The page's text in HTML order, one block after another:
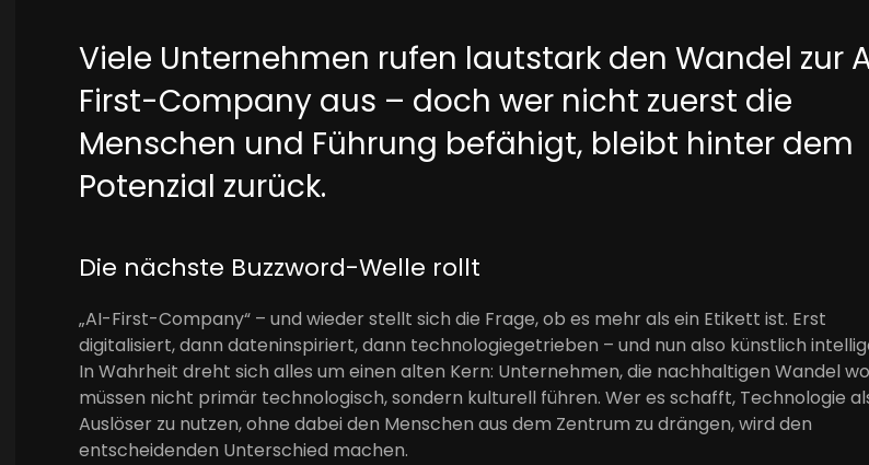
Viele Unternehmen rufen lautstark den Wandel zur
First-Company aus – doch wer nicht zuerst die
Menschen und Führung befähigt, bleibt hinter dem
Potenzial zurück.
Die nächste Buzzword-Welle rollt
„AI-First-Company“ – und wieder stellt sich die Frage, ob es mehr als ein Etikett ist. Erst
digitalisiert, dann dateninspiriert, dann technologiegetrieben – und nun also künstlich
In Wahrheit dreht sich alles um einen alten Kern: Unternehmen, die nachhaltigen Wandel
müssen nicht primär technologisch, sondern kulturell führen. Wer es schafft, Technologie
Auslöser zu nutzen, ohne dabei den Menschen aus dem Zentrum zu drängen, wird den
entscheidenden Unterschied machen.